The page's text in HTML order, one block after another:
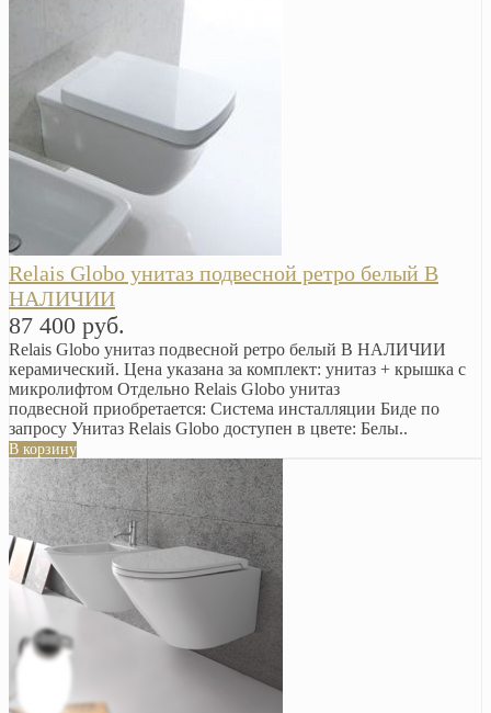
Relais Globo унитаз подвесной ретро белый В
НАЛИЧИИ
87 400 руб.
Relais Globo унитаз подвесной ретро белый В НАЛИЧИИ
керамический. Цена указана за комплект: унитаз + крышка с
микролифтом Отдельно Relais Globo унитаз
подвесной приобретается: Система инсталляции Биде по
запросу Унитаз Relais Globo доступен в цвете: Белы..
В корзину